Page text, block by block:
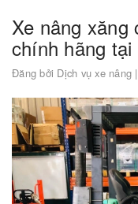
Xe nâng xăng
chính hãng
Đăng bởi Dịch vụ xe nâng